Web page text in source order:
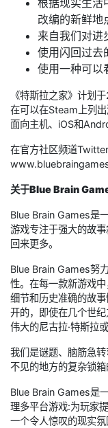
根据现实生活
改编的新鲜地
来自我们对进
使用闪回过去
使用一种可以
《特斯拉之家》计划
在可以在Steam上列
面向主机、iOS和
在官方社区频道
关于Blue Brain
Blue Brain Games是
游戏专注于强大的故事
回来更多。
Blue Brain Games努
性。在每一款新游戏
细节和历史准确的故
开的，即使在几个世
伟大的尼古拉·特斯拉
我们是谜题、脑筋急
不见的地方的复杂锁箱
Blue Brain Games是
理多平台游戏:为玩家
一个令人惊叹的现实